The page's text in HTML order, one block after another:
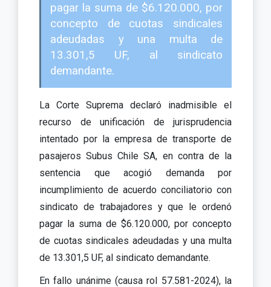
pagar la suma de $6.120.000, por
concepto de cuotas sindicales
adeudadas y una multa de
13.301,5 UF, al sindicato
demandante.
La Corte Suprema declaró inadmisible el
recurso de unificación de jurisprudencia
intentado por la empresa de transporte de
pasajeros Subus Chile SA, en contra de la
sentencia que acogió demanda por
incumplimiento de acuerdo conciliatorio con
sindicato de trabajadores y que le ordenó
pagar la suma de $6.120.000, por concepto
de cuotas sindicales adeudadas y una multa
de 13.301,5 UF, al sindicato demandante.
En fallo unánime (causa rol 57.581-2024), la